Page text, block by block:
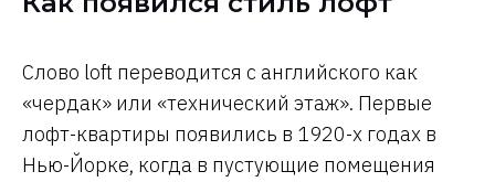
Слово loft переводится с английского как
«чердак» или «технический этаж». Первые
лофт-квартиры появились в 1920-х годах в
Нью-Йорке, когда в пустующие помещения